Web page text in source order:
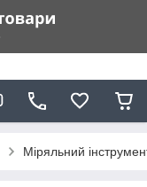
Міряльний